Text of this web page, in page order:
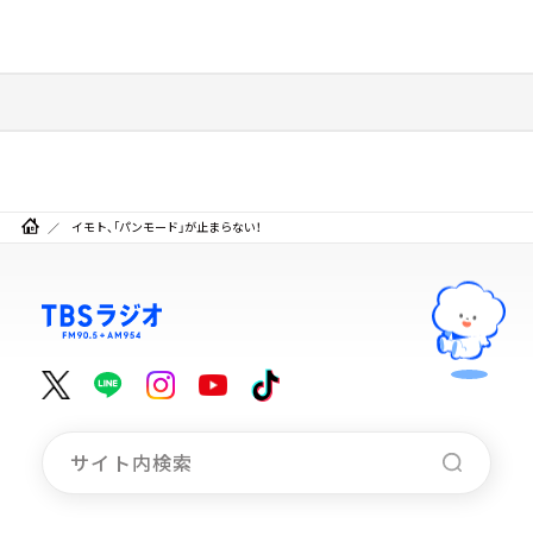
イモト、「パンモード」が止まらない！